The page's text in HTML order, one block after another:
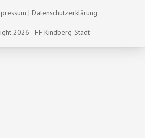
2026 - FF Kindberg Stadt
Datenschutzerklärung